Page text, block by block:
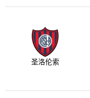
圣洛伦索